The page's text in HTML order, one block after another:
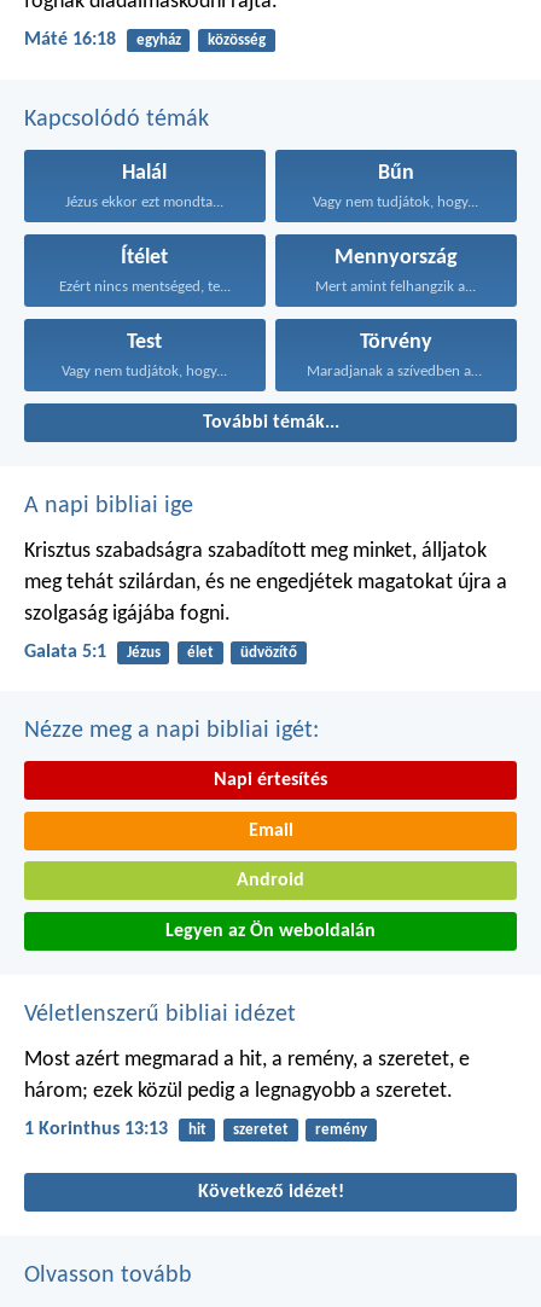
Máté 16:18 egyház közösség
Kapcsolódó témák
Halál
Jézus ekkor ezt mondta...
Bűn
Vagy nem tudjátok, hogy...
Ítélet
Ezért nincs mentséged, te...
Mennyország
Mert amint felhangzik a...
Test
Vagy nem tudjátok, hogy...
Törvény
Maradjanak a szívedben azok...
További témák...
A napi bibliai ige
Krisztus szabadságra szabadított meg minket, álljatok
meg tehát szilárdan, és ne engedjétek magatokat újra a
szolgaság igájába fogni.
Galata 5:1 Jézus élet üdvözítő
Nézze meg a napi bibliai igét:
Napi értesítés
Email
Android
Legyen az Ön weboldalán
Véletlenszerű bibliai idézet
Most azért megmarad a hit, a remény, a szeretet, e
három; ezek közül pedig a legnagyobb a szeretet.
1 Korinthus 13:13 hit szeretet remény
Következő idézet!
Olvasson tovább